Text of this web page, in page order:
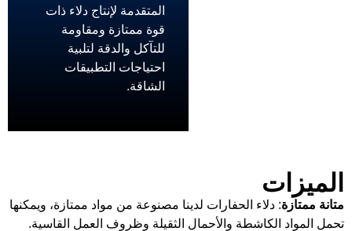
المتقدمة لإنتاج دلاء ذات
قوة ممتازة ومقاومة
للتآكل والدقة لتلبية
احتياجات التطبيقات
الشاقة.
الميزات
متانة ممتازة: دلاء الحفارات لدينا مصنوعة من مواد ممتازة، ويمكنها
تحمل المواد الكاشطة والأحمال الثقيلة وظروف العمل القاسية.